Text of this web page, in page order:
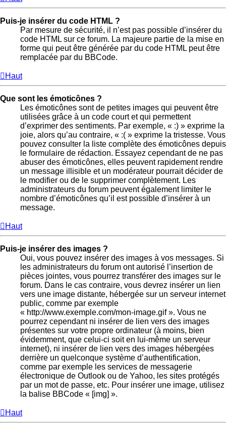
Puis-je insérer du code HTML ?
Par mesure de sécurité, il n’est pas possible d’insérer du
code HTML sur ce forum. La majeure partie de la mise en
forme qui peut être générée par du code HTML peut être
remplacée par du BBCode.
Haut
Que sont les émoticônes ?
Les émoticônes sont de petites images qui peuvent être
utilisées grâce à un code court et qui permettent
d’exprimer des sentiments. Par exemple, « :) » exprime la
joie, alors qu’au contraire, « :( » exprime la tristesse. Vous
pouvez consulter la liste complète des émoticônes depuis
le formulaire de rédaction. Essayez cependant de ne pas
abuser des émoticônes, elles peuvent rapidement rendre
un message illisible et un modérateur pourrait décider de
le modifier ou de le supprimer complètement. Les
administrateurs du forum peuvent également limiter le
nombre d’émoticônes qu’il est possible d’insérer à un
message.
Haut
Puis-je insérer des images ?
Oui, vous pouvez insérer des images à vos messages. Si
les administrateurs du forum ont autorisé l’insertion de
pièces jointes, vous pourrez transférer des images sur le
forum. Dans le cas contraire, vous devrez insérer un lien
vers une image distante, hébergée sur un serveur internet
public, comme par exemple
« http://www.exemple.com/mon-image.gif ». Vous ne
pourrez cependant ni insérer de lien vers des images
présentes sur votre propre ordinateur (à moins, bien
évidemment, que celui-ci soit en lui-même un serveur
internet), ni insérer de lien vers des images hébergées
derrière un quelconque système d’authentification,
comme par exemple les services de messagerie
électronique de Outlook ou de Yahoo, les sites protégés
par un mot de passe, etc. Pour insérer une image, utilisez
la balise BBCode « [img] ».
Haut